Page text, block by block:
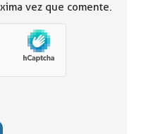
vez que comente.